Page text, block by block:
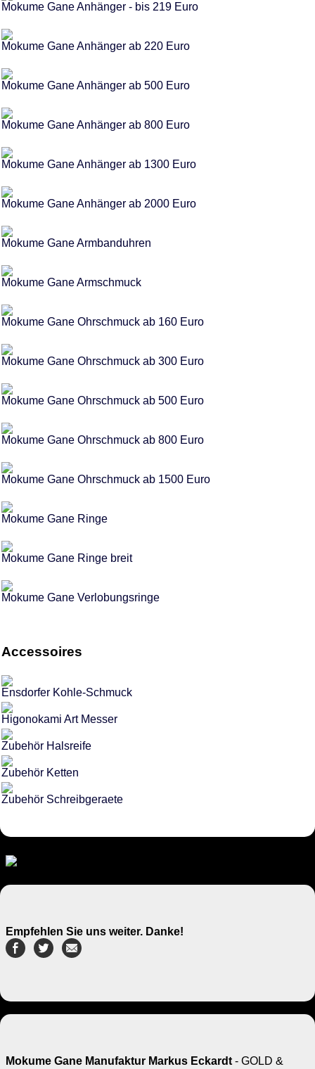
Mokume Gane Anhänger - bis 219 Euro
Mokume Gane Anhänger ab 220 Euro
Mokume Gane Anhänger ab 500 Euro
Mokume Gane Anhänger ab 800 Euro
Mokume Gane Anhänger ab 1300 Euro
Mokume Gane Anhänger ab 2000 Euro
Mokume Gane Armbanduhren
Mokume Gane Armschmuck
Mokume Gane Ohrschmuck ab 160 Euro
Mokume Gane Ohrschmuck ab 300 Euro
Mokume Gane Ohrschmuck ab 500 Euro
Mokume Gane Ohrschmuck ab 800 Euro
Mokume Gane Ohrschmuck ab 1500 Euro
Mokume Gane Ringe
Mokume Gane Ringe breit
Mokume Gane Verlobungsringe
Accessoires
Ensdorfer Kohle-Schmuck
Higonokami Art Messer
Zubehör Halsreife
Zubehör Ketten
Zubehör Schreibgeraete
Empfehlen Sie uns weiter. Danke!
Mokume Gane Manufaktur Markus Eckardt - GOLD &